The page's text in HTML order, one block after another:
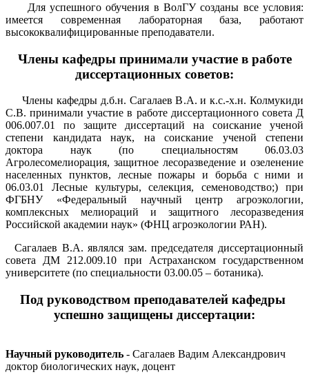
Для успешного обучения в ВолГУ созданы все условия:
имеется современная лабораторная база, работают
высококвалифицированные преподаватели.
Члены кафедры принимали участие в работе
диссертационных советов:
Члены кафедры д.б.н. Сагалаев В.А. и к.с.-х.н. Колмукиди
С.В. принимали участие в работе диссертационного совета Д
006.007.01 по защите диссертаций на соискание ученой
степени кандидата наук, на соискание ученой степени
доктора наук (по специальностям 06.03.03
Агролесомелиорация, защитное лесоразведение и озеленение
населенных пунктов, лесные пожары и борьба с ними и
06.03.01 Лесные культуры, селекция, семеноводство;) при
ФГБНУ «Федеральный научный центр агроэкологии,
комплексных мелиораций и защитного лесоразведения
Российской академии наук» (ФНЦ агроэкологии РАН).
Сагалаев В.А. являлся зам. председателя диссертационный
совета ДМ 212.009.10 при Астраханском государственном
университете (по специальности 03.00.05 – ботаника).
Под руководством преподавателей кафедры
успешно защищены диссертации:
Научный руководитель - Сагалаев Вадим Александрович
доктор биологических наук, доцент